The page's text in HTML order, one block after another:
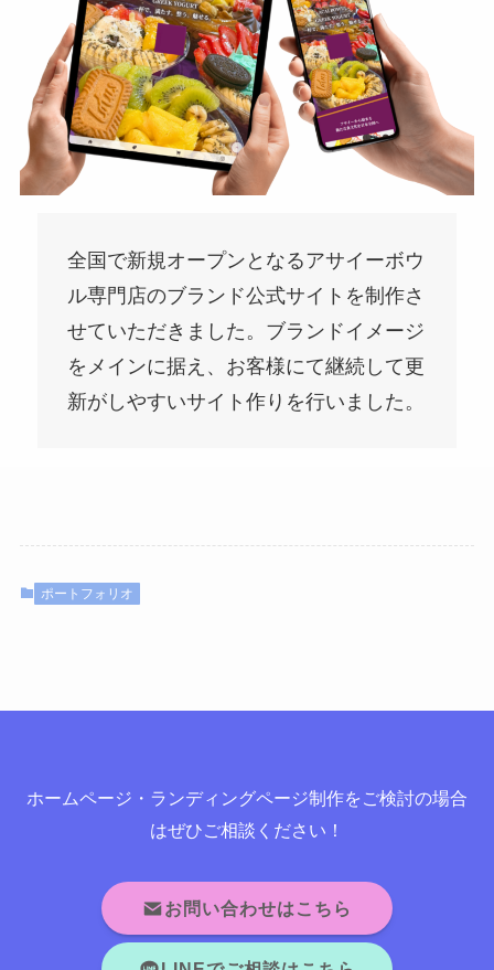
全国で新規オープンとなるアサイーボウ
ル専門店のブランド公式サイトを制作さ
せていただきました。ブランドイメージ
をメインに据え、お客様にて継続して更
新がしやすいサイト作りを行いました。
ポートフォリオ
ホームページ・ランディングページ制作をご検討の場合
はぜひご相談ください！
お問い合わせはこちら